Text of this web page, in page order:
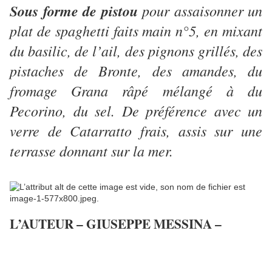
Sous forme de pistou pour assaisonner un
plat de spaghetti faits main n°5, en mixant
du basilic, de l’ail, des pignons grillés, des
pistaches de Bronte, des amandes, du
fromage Grana râpé mélangé à du
Pecorino, du sel. De préférence avec un
verre de Catarratto frais, assis sur une
terrasse donnant sur la mer.
L’AUTEUR – GIUSEPPE MESSINA –